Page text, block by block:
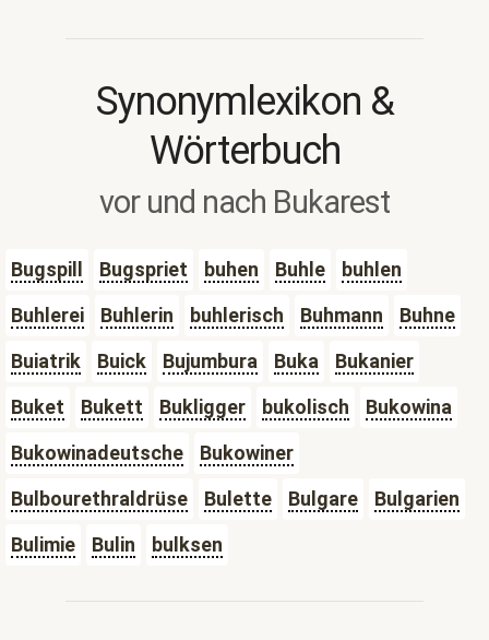
Synonymlexikon &
Wörterbuch
vor und nach Bukarest
Bugspill Bugspriet buhen Buhle
buhlen
Buhlerei
Buhlerin buhlerisch Buhmann
Buhne
Buiatrik
Buick Bujumbura Buka
Bukanier
Buket
Bukett Bukligger bukolisch
Bukowina
Bukowinadeutsche
Bukowiner
Bulbourethraldrüse
Bulette Bulgare
Bulgarien
Bulimie
Bulin bulksen